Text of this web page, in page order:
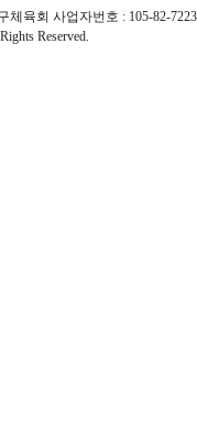
육회 사업자번호 : 105-82-
Reserved.